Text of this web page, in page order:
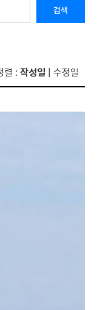
검색
렬 : 작성일 수정일